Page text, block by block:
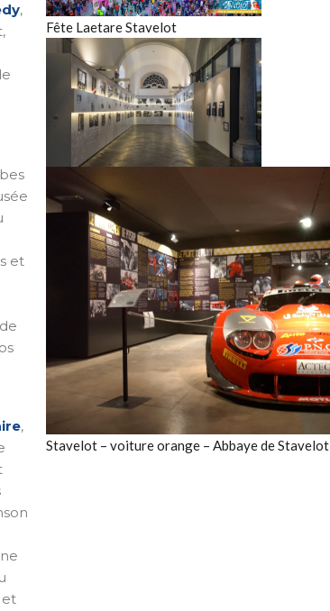
,
et
,
et
Fête Laetare Stavelot
Musée
Stavelot – voiture orange – Abbaye de Stavelot